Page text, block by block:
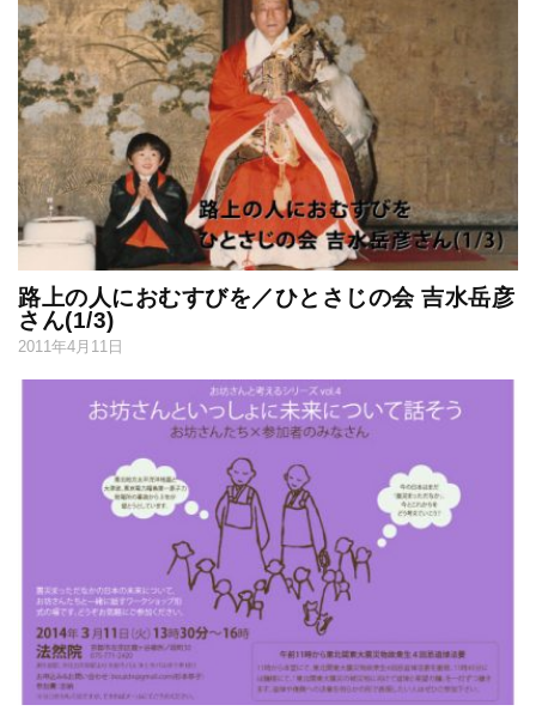
路上の人におむすびを／ひとさじの会 吉水岳彦
さん(1/3)
2011年4月11日